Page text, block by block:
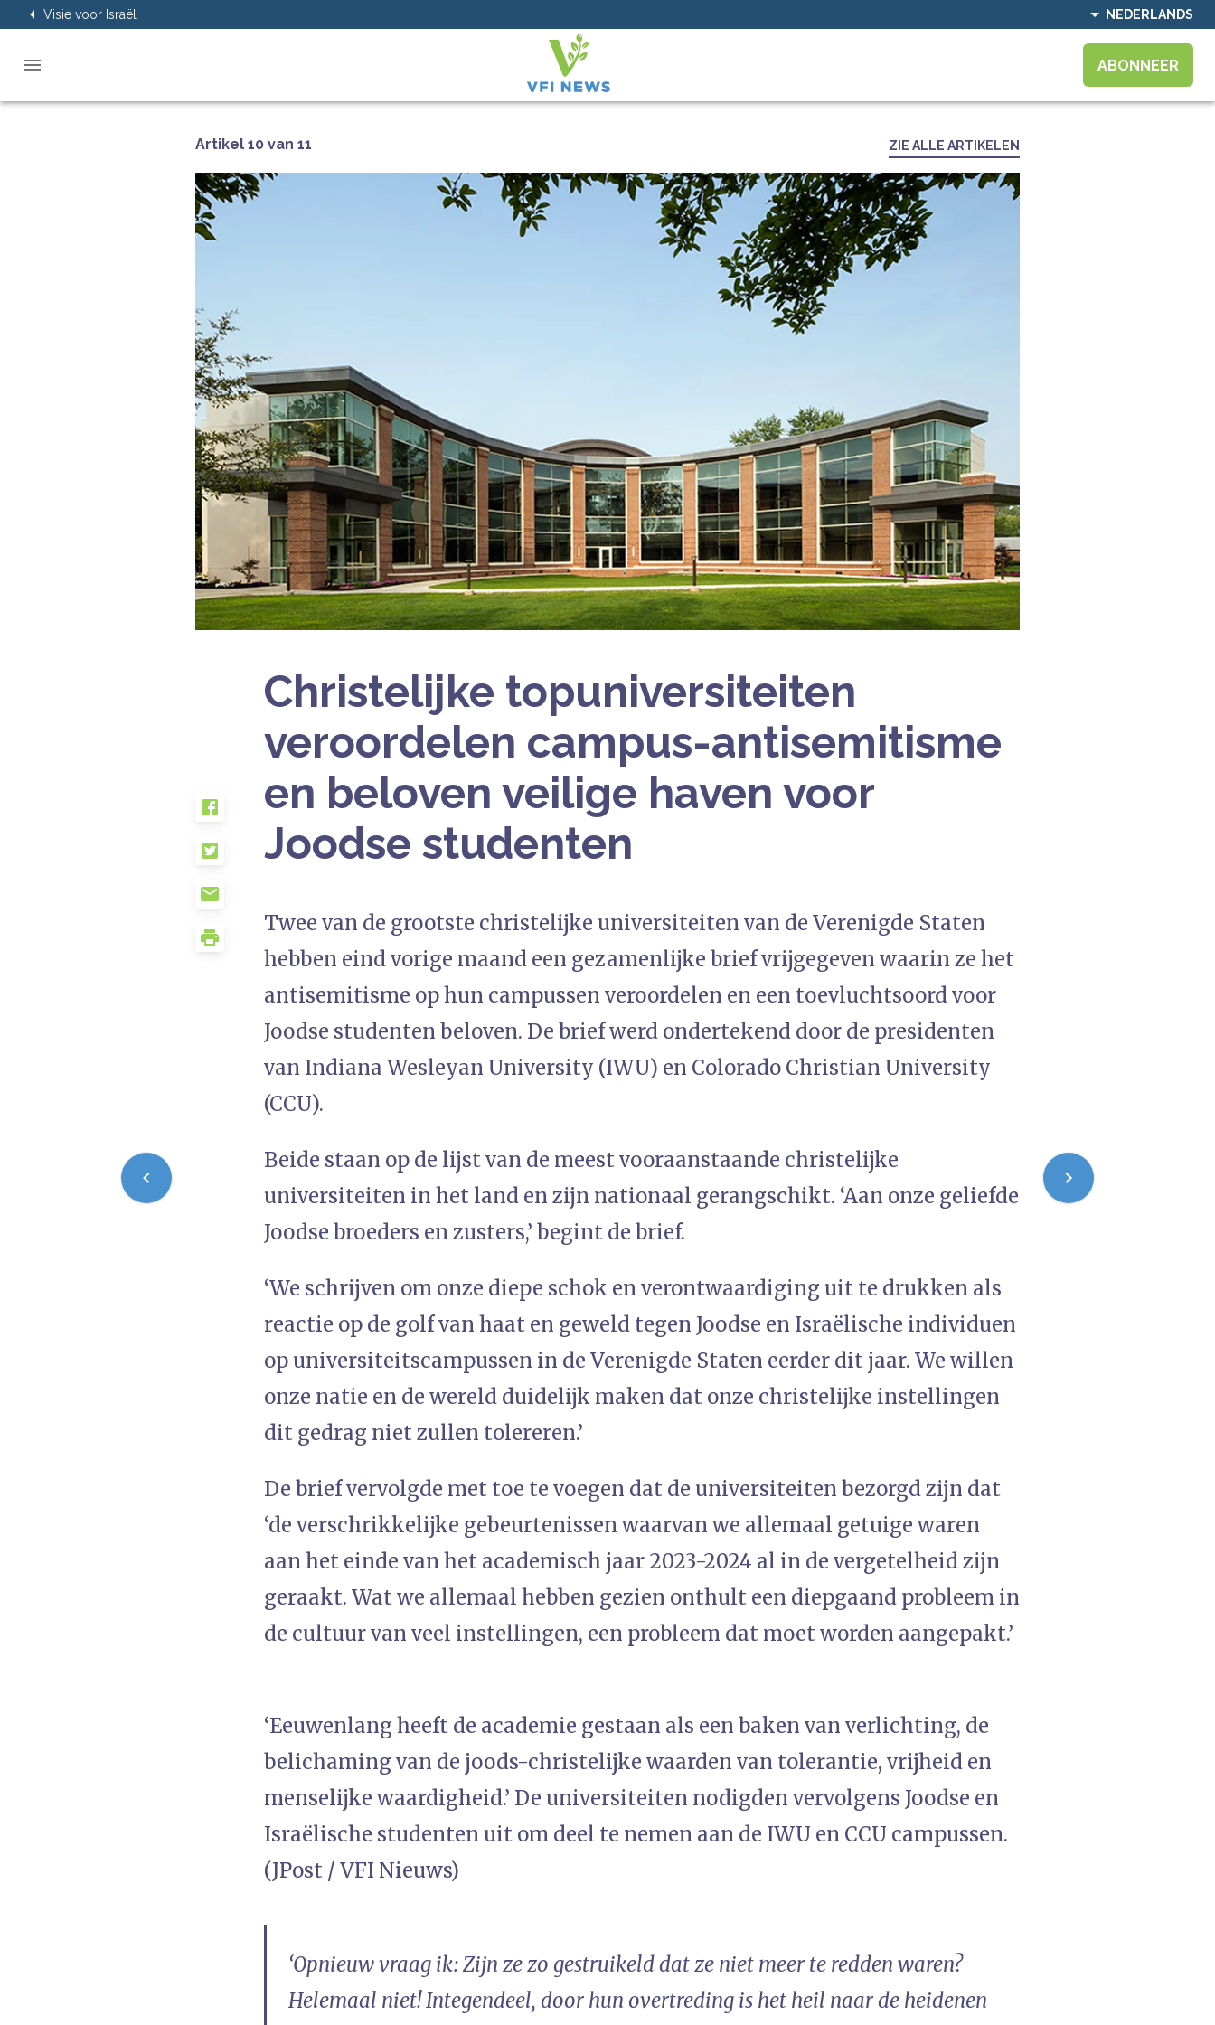
Visie voor Israël NEDERLANDS
ABONNEER
Artikel 10 van 11 ZIE ALLE ARTIKELEN
Christelijke topuniversiteiten
veroordelen campus-antisemitisme
en beloven veilige haven voor
Joodse studenten
Twee van de grootste christelijke universiteiten van de Verenigde Staten
hebben eind vorige maand een gezamenlijke brief vrijgegeven waarin ze het
antisemitisme op hun campussen veroordelen en een toevluchtsoord voor
Joodse studenten beloven. De brief werd ondertekend door de presidenten
van Indiana Wesleyan University (IWU) en Colorado Christian University
(CCU).
Beide staan op de lijst van de meest vooraanstaande christelijke
universiteiten in het land en zijn nationaal gerangschikt. ‘Aan onze geliefde
Joodse broeders en zusters,’ begint de brief.
‘We schrijven om onze diepe schok en verontwaardiging uit te drukken als
reactie op de golf van haat en geweld tegen Joodse en Israëlische individuen
op universiteitscampussen in de Verenigde Staten eerder dit jaar. We willen
onze natie en de wereld duidelijk maken dat onze christelijke instellingen
dit gedrag niet zullen tolereren.’
De brief vervolgde met toe te voegen dat de universiteiten bezorgd zijn dat
‘de verschrikkelijke gebeurtenissen waarvan we allemaal getuige waren
aan het einde van het academisch jaar 2023-2024 al in de vergetelheid zijn
geraakt. Wat we allemaal hebben gezien onthult een diepgaand probleem in
de cultuur van veel instellingen, een probleem dat moet worden aangepakt.’
‘Eeuwenlang heeft de academie gestaan als een baken van verlichting, de
belichaming van de joods-christelijke waarden van tolerantie, vrijheid en
menselijke waardigheid.’ De universiteiten nodigden vervolgens Joodse en
Israëlische studenten uit om deel te nemen aan de IWU en CCU campussen.
(JPost / VFI Nieuws)
‘Opnieuw vraag ik: Zijn ze zo gestruikeld dat ze niet meer te redden waren?
Helemaal niet! Integendeel, door hun overtreding is het heil naar de heidenen